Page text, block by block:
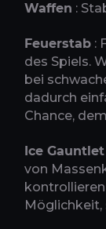
Waffen :
Feuerstab :
des Spiels.
bei
dadurch
Chance,
Ice Gauntlet
von
Möglichkeit,